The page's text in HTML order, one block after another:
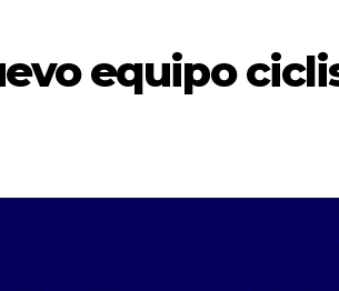
equipo